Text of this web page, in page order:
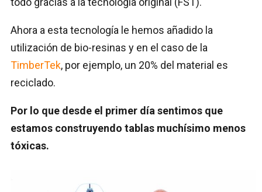
Ahora a esta tecnología le hemos añadido la
utilización de bio-resinas y en el caso de la
TimberTek, por ejemplo, un 20% del material es
reciclado.
Por lo que desde el primer día sentimos que
estamos construyendo tablas muchísimo menos
tóxicas.